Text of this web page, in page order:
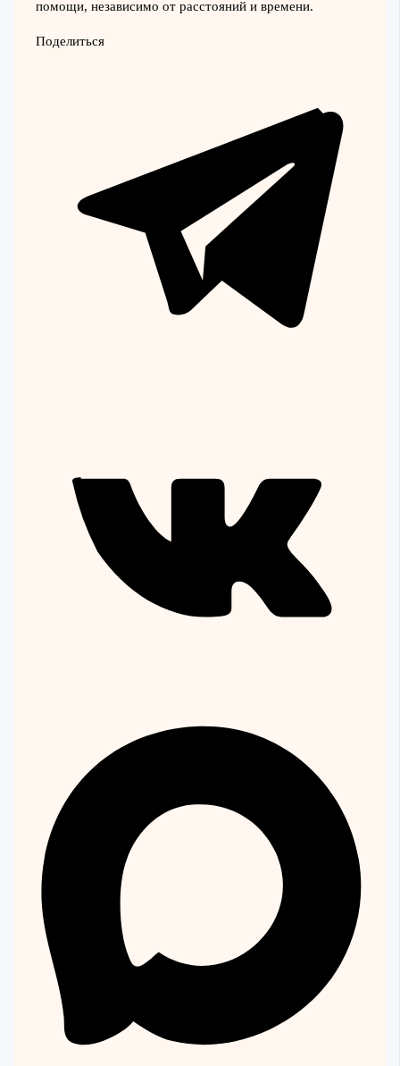
помощи, независимо от расстояний и времени.
Поделиться